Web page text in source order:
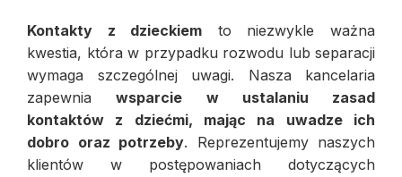
Kontakty z dzieckiem to niezwykle ważna
kwestia, która w przypadku rozwodu lub separacji
wymaga szczególnej uwagi. Nasza kancelaria
zapewniawsparcie w ustalaniu zasad
kontaktów z dziećmi, mając na uwadze ich
dobro oraz potrzeby. Reprezentujemy naszych
klientów w postępowaniach dotyczących